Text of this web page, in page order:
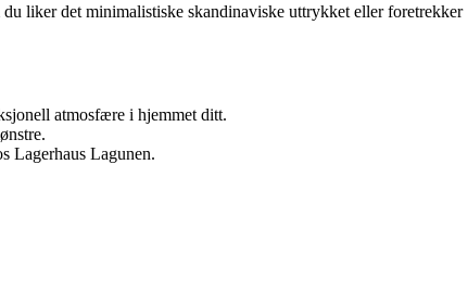
liker det minimalistiske skandinaviske uttrykket eller foretrekker
atmosfære i hjemmet ditt.
Lagerhaus Lagunen.